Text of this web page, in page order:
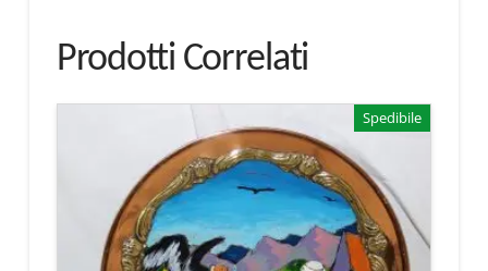
Prodotti Correlati
Spedibile